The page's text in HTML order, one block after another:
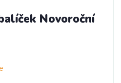
Novoroční